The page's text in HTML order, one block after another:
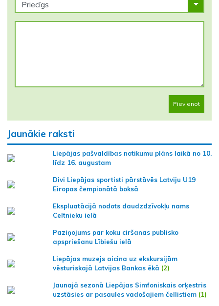
Pievienot
Jaunākie raksti
Liepājas pašvaldības notikumu plāns laikā no 10.
līdz 16. augustam
Divi Liepājas sportisti pārstāvēs Latviju U19
Eiropas čempionātā boksā
Ekspluatācijā nodots daudzdzīvokļu nams
Celtnieku ielā
Paziņojums par koku ciršanas publisko
apspriešanu Lībiešu ielā
Liepājas muzejs aicina uz ekskursijām
vēsturiskajā Latvijas Bankas ēkā (2)
Jaunajā sezonā Liepājas Simfoniskais orķestris
uzstāsies ar pasaules vadošajiem čellistiem (1)